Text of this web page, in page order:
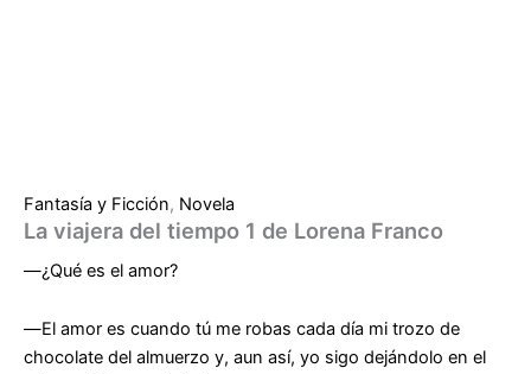
Fantasía y Ficción, Novela
La viajera del tiempo 1 de Lorena Franco
―¿Qué es el amor?
―El amor es cuando tú me robas cada día mi trozo de
chocolate del almuerzo y, aun así, yo sigo dejándolo en el